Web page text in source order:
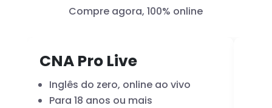
Compre agora, 100% online
CNA Pro Live
Inglês do zero, online ao vivo
Para 18 anos ou mais